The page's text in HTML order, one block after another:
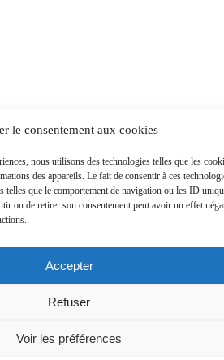
le consentement aux cookies
nous utilisons des technologies telles que les
des appareils. Le fait de consentir à ces
telles que le comportement de navigation ou les ID
ou de retirer son consentement peut avoir un effet
Accepter
Refuser
Voir les préférences
d’établir des relations en français
clientèle du Québec